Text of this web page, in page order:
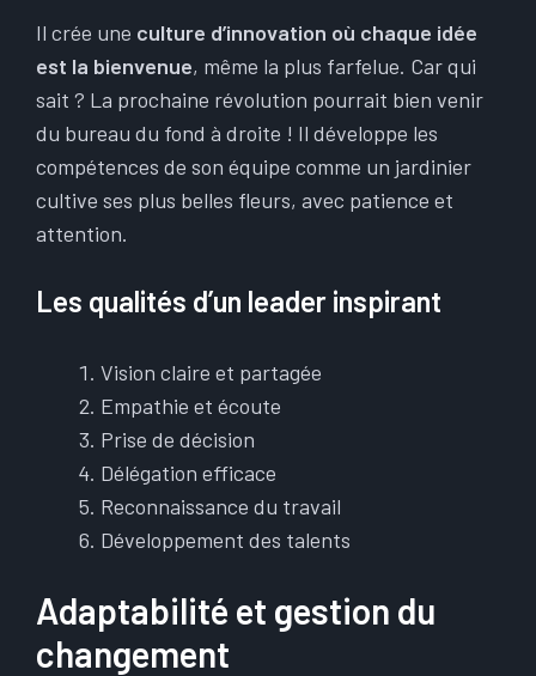
Il crée une culture d’innovation où chaque idée
est la bienvenue, même la plus farfelue. Car qui
sait ? La prochaine révolution pourrait bien venir
du bureau du fond à droite ! Il développe les
compétences de son équipe comme un jardinier
cultive ses plus belles fleurs, avec patience et
attention.
Les qualités d’un leader inspirant
Vision claire et partagée
Empathie et écoute
Prise de décision
Délégation efficace
Reconnaissance du travail
Développement des talents
Adaptabilité et gestion du
changement